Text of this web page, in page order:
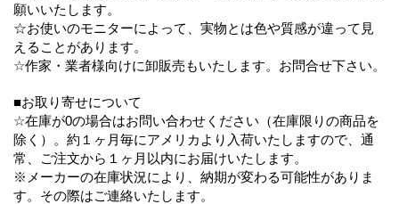
願いいたします。
☆お使いのモニターによって、実物とは色や質感が違って見
えることがあります。
☆作家・業者様向けに卸販売もいたします。お問合せ下さい。
■お取り寄せについて
☆在庫が0の場合はお問い合わせください（在庫限りの商品を
除く）。約１ヶ月毎にアメリカより入荷いたしますので、通
常、ご注文から１ヶ月以内にお届けいたします。
※メーカーの在庫状況により、納期が変わる可能性がありま
す。その際はご連絡いたします。